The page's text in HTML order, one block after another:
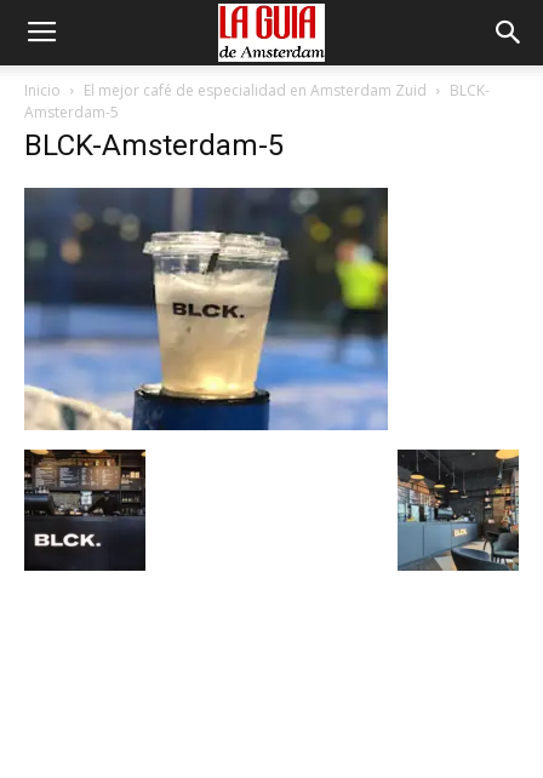
Inicio El mejor café de especialidad en Amsterdam Zuid
BLCK-
Amsterdam-5
BLCK-Amsterdam-5